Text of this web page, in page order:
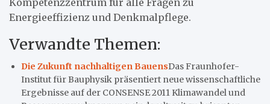
Energieeffizienz und Denkmalpflege.
Verwandte Themen:
Die Zukunft nachhaltigen BauensDas Fraunhofer-
Institut für Bauphysik präsentiert neue wissenschaftliche
Ergebnisse auf der CONSENSE 2011 Klimawandel und